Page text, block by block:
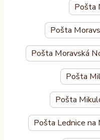
Pošta
Pošta
Pošta Moravská
Pošta
Pošta
Pošta Lednice na